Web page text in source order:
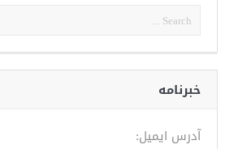
خبرنامه
آدرس ایمیل: